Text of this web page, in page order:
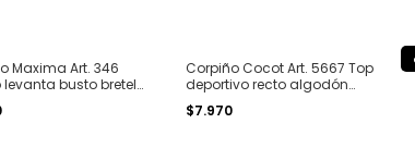
Maxima Art. 346
busto bretel
corte laser T. S
Corpiño Cocot Art. 5667 Top
deportivo recto algodón
clásico T. 85 al 100
$7.970